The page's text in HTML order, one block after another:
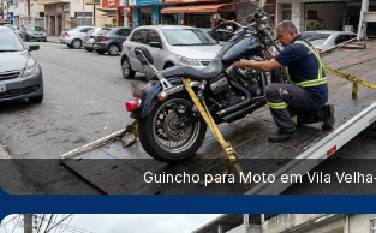
Guincho para Moto em Vila